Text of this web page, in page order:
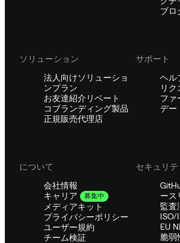
ブロ
ソリューション
法人向けソリューショ
ンプラン
お友達紹介リベート
コブランディング製品
正規販売代理店
サポート
ヘル
リ
ファ
デー
について
会社情報
キャリア
募集中
メディアキット
プライバシーポリシー
ユーザー規約
チーム検証
セキュリテ
ース
監査
ISO/
EU
脆弱